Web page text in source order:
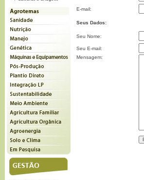
E-mail:
Seus Dados:
Seu Nome:
Seu E-mail:
Mensagem: